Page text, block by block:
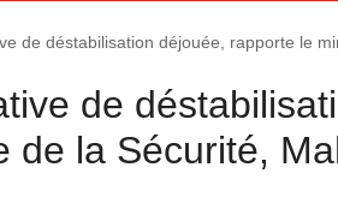
de déstabilisation déjouée, rapporte le
de
de la Sécurité,